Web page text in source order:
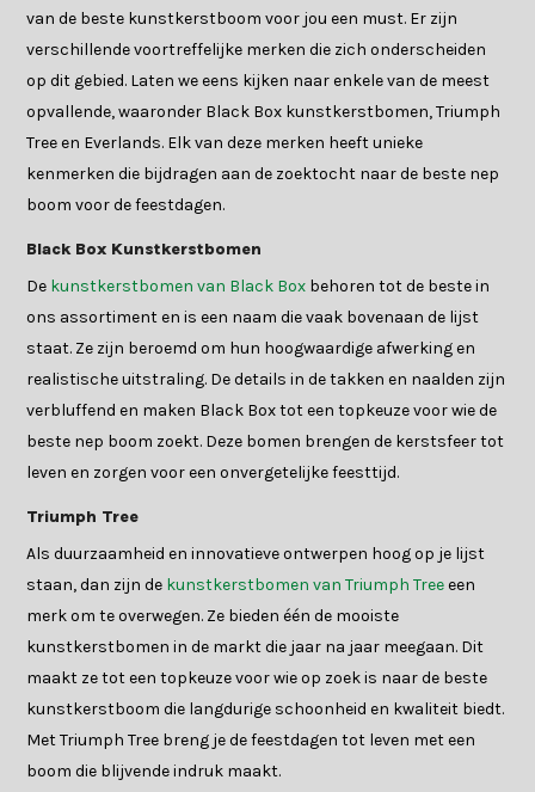
van de beste kunstkerstboom voor jou een must. Er zijn
verschillende voortreffelijke merken die zich onderscheiden
op dit gebied. Laten we eens kijken naar enkele van de meest
opvallende, waaronder Black Box kunstkerstbomen, Triumph
Tree en Everlands. Elk van deze merken heeft unieke
kenmerken die bijdragen aan de zoektocht naar de beste nep
boom voor de feestdagen.
Black Box Kunstkerstbomen
De kunstkerstbomen van Black Box behoren tot de beste in
ons assortiment en is een naam die vaak bovenaan de lijst
staat. Ze zijn beroemd om hun hoogwaardige afwerking en
realistische uitstraling. De details in de takken en naalden zijn
verbluffend en maken Black Box tot een topkeuze voor wie de
beste nep boom zoekt. Deze bomen brengen de kerstsfeer tot
leven en zorgen voor een onvergetelijke feesttijd.
Triumph Tree
Als duurzaamheid en innovatieve ontwerpen hoog op je lijst
staan, dan zijn de kunstkerstbomen van Triumph Treeeen
merk om te overwegen. Ze bieden één de mooiste
kunstkerstbomen in de markt die jaar na jaar meegaan. Dit
maakt ze tot een topkeuze voor wie op zoek is naar de beste
kunstkerstboom die langdurige schoonheid en kwaliteit biedt.
Met Triumph Tree breng je de feestdagen tot leven met een
boom die blijvende indruk maakt.